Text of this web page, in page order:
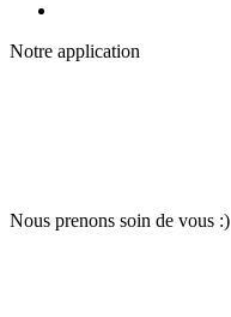
Notre application
Nous prenons soin de vous :)